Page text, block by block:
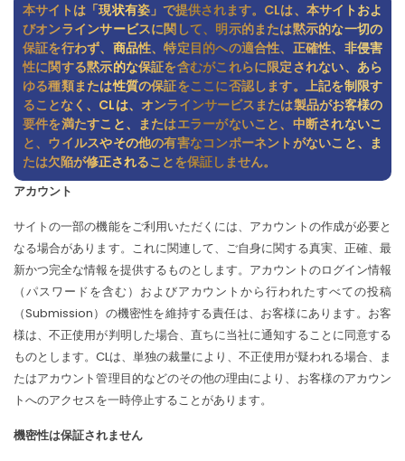
本サイトは「現状有姿」で提供されます。CLは、本サイトおよ
びオンラインサービスに関して、明示的または黙示的な一切の
保証を行わず、商品性、特定目的への適合性、正確性、非侵害
性に関する黙示的な保証を含むがこれらに限定されない、あら
ゆる種類または性質の保証をここに否認します。上記を制限す
ることなく、CLは、オンラインサービスまたは製品がお客様の
要件を満たすこと、またはエラーがないこと、中断されないこ
と、ウイルスやその他の有害なコンポーネントがないこと、ま
たは欠陥が修正されることを保証しません。
アカウント
サイトの一部の機能をご利用いただくには、アカウントの作成が必要と
なる場合があります。これに関連して、ご自身に関する真実、正確、最
新かつ完全な情報を提供するものとします。アカウントのログイン情報
（パスワードを含む）およびアカウントから行われたすべての投稿
（Submission）の機密性を維持する責任は、お客様にあります。お客
様は、不正使用が判明した場合、直ちに当社に通知することに同意する
ものとします。CLは、単独の裁量により、不正使用が疑われる場合、ま
たはアカウント管理目的などのその他の理由により、お客様のアカウン
トへのアクセスを一時停止することがあります。
機密性は保証されません